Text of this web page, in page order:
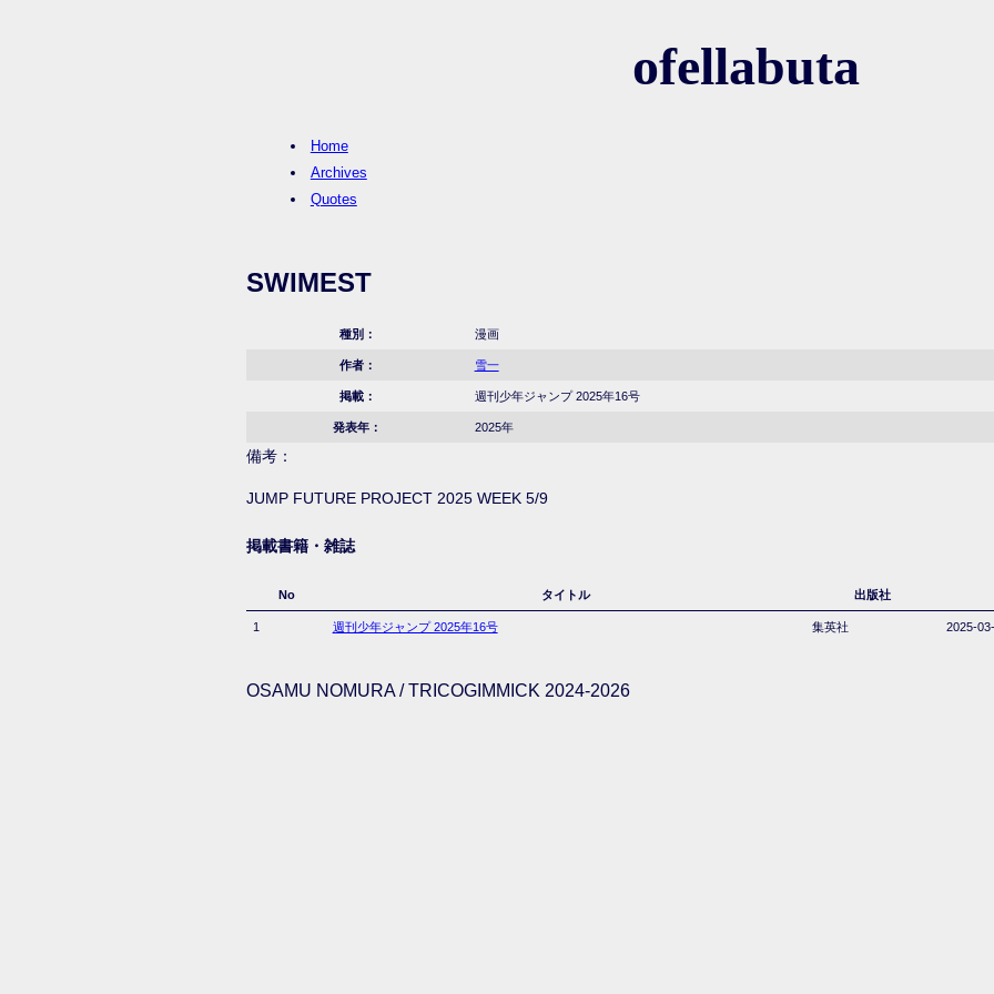
ofellabuta
Home
Archives
Quotes
SWIMEST
種別： 漫画
作者： 雪一
掲載： 週刊少年ジャンプ 2025年16号
発表年： 2025年
備考：
JUMP FUTURE PROJECT 2025 WEEK 5/9
掲載書籍・雑誌
No タイトル 出版社
1 週刊少年ジャンプ 2025年16号 集英社 2025-
OSAMU NOMURA / TRICOGIMMICK 2024-2026